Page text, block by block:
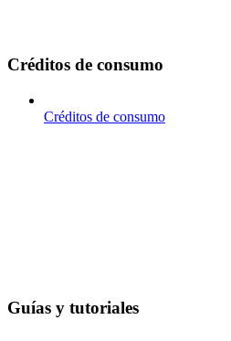
Créditos de consumo
Créditos de consumo
Guías y tutoriales